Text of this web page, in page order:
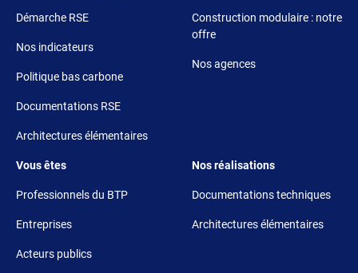
Démarche RSE
Nos indicateurs
Politique bas carbone
Documentations RSE
Architectures élémentaires
Construction modulaire : notre
offre
Nos agences
Footer 3
Vous êtes
Professionnels du BTP
Entreprises
Acteurs publics
Footer 4
Nos réalisations
Documentations techniques
Architectures élémentaires